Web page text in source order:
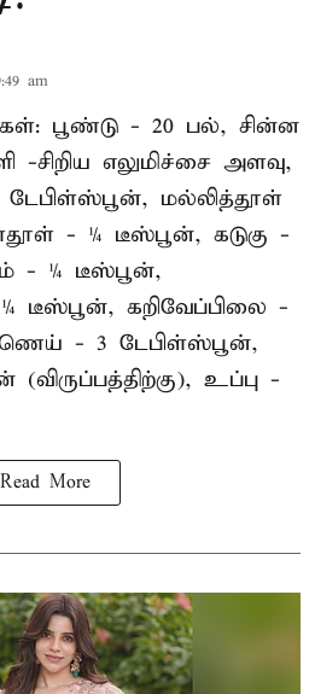
am
பூண்டு - 20 பல், சின்ன
-சிறிய எலுமிச்சை அளவு,
மல்லித்தூள்
- ¼ டீஸ்பூன், கடுகு -
- ¼ டீஸ்பூன்,
டீஸ்பூன், கறிவேப்பிலை -
- 3 டேபிள்ஸ்பூன்,
உப்பு -
Read More